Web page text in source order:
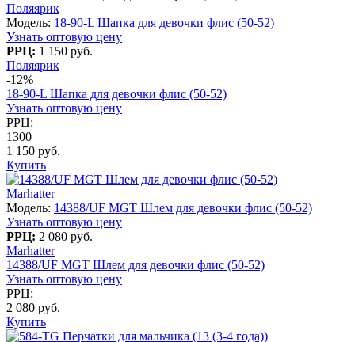
Поляярик
Модель: 18-90-L Шапка для девочки флис (50-52)
Узнать оптовую цену
РРЦ: 1 150 руб.
Поляярик
-12%
18-90-L Шапка для девочки флис (50-52)
Узнать оптовую цену
РРЦ:
1300
1 150 руб.
Купить
Marhatter
Модель: 14388/UF MGT Шлем для девочки флис (50-52)
Узнать оптовую цену
РРЦ: 2 080 руб.
Marhatter
14388/UF MGT Шлем для девочки флис (50-52)
Узнать оптовую цену
РРЦ:
2 080 руб.
Купить